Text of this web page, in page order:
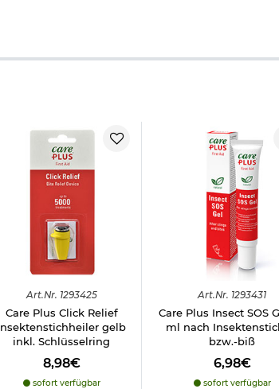
lesen.
Art.Nr. 1293425
Care Plus Click Relief
gelb
inkl. Schlüsselring
8,98€
sofort verfügbar
Art.Nr. 1293431
Care Plus Insect SOS
ml nach
bzw.-biß
6,98€
sofort verfügbar